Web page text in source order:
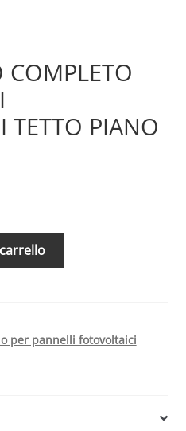
COMPLETO
TETTO PIANO
per pannelli fotovoltaici